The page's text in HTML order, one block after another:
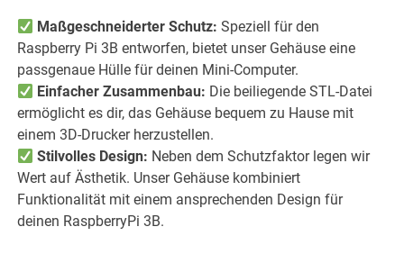
Maßgeschneiderter Schutz: Speziell für den
Raspberry Pi 3B entworfen, bietet unser Gehäuse eine
passgenaue Hülle für deinen Mini-Computer.
Einfacher Zusammenbau: Die beiliegende STL-Datei
ermöglicht es dir, das Gehäuse bequem zu Hause mit
einem 3D-Drucker herzustellen.
Stilvolles Design: Neben dem Schutzfaktor legen wir
Wert auf Ästhetik. Unser Gehäuse kombiniert
Funktionalität mit einem ansprechenden Design für
deinen RaspberryPi 3B.